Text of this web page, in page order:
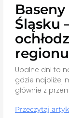
Śląsku
regionu
Upalne dni to
gdzie najbliżej
głównie z
Przeczytaj